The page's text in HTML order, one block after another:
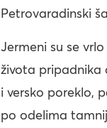
Petrovaradinski
Jermeni su se
života pripadnika
i versko poreklo,
po odelima